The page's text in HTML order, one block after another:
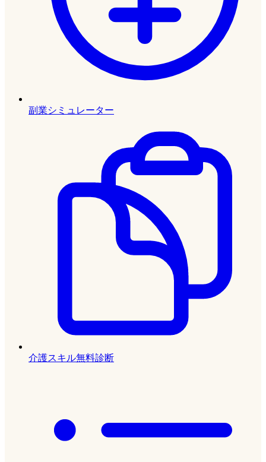
副業シミュレーター
介護スキル無料診断